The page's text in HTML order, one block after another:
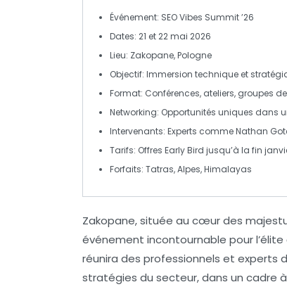
Événement: SEO Vibes Summit ’26
Dates: 21 et 22 mai 2026
Lieu: Zakopane, Pologne
Objectif: Immersion technique et
Format: Conférences, ateliers, groupes
Networking: Opportunités uniques dans
Intervenants: Experts comme Nathan
Tarifs: Offres Early Bird jusqu’à la fin
Forfaits: Tatras, Alpes, Himalayas
Zakopane, située au cœur des
événement incontournable pour
réunira des professionnels et experts
stratégies du secteur, dans un cadre